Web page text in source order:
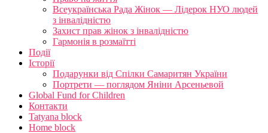
Всеукраїнська Рада Жінок — Лідерок НУО людей
з інвалідністю
Захист прав жінок з інвалідністю
Гармонія в розмаїтті
Події
Історії
Подарунки від Спілки Самаритян України
Портрети — поглядом Яніни Арсеньевой
Global Fund for Children
Контакти
Tatyana block
Home block